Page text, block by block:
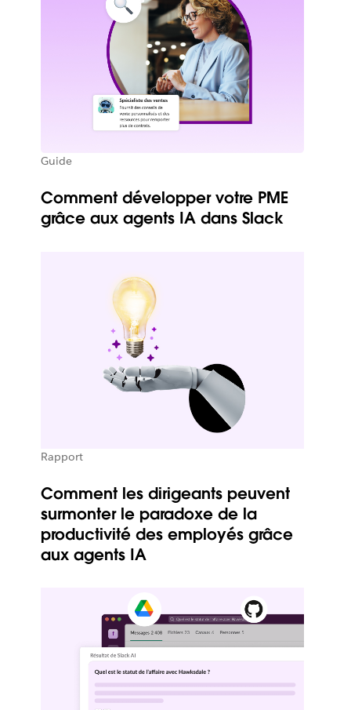
Guide
Comment développer votre PME
grâce aux agents IA dans Slack
Rapport
Comment les dirigeants peuvent
surmonter le paradoxe de la
productivité des employés grâce
aux agents IA